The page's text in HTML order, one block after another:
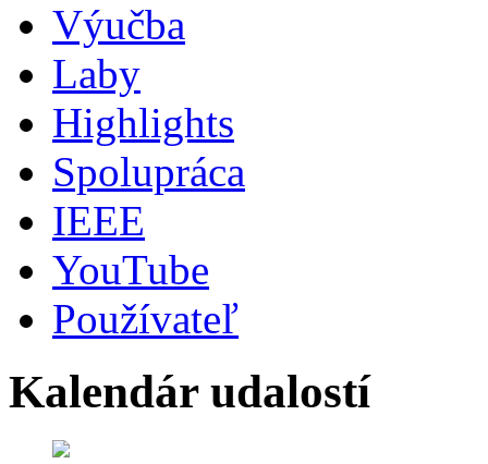
Výučba
Laby
Highlights
Spolupráca
IEEE
YouTube
Používateľ
Kalendár udalostí